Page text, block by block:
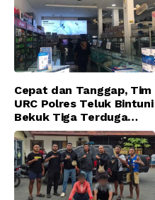
Jatanras Polda
Cepat dan Tanggap, Tim
URC Polres Teluk Bintuni
Bekuk Tiga Terduga
Pelaku Pencurian di SMA
Sanawesen